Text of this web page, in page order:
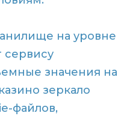
на уровне
сервису
значения на
зеркало
файлов,